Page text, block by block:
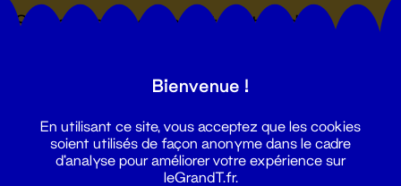
Suivez toutes les actualités du
Bienvenue !
En utilisant ce site, vous acceptez que les cookies
soient utilisés de façon anonyme dans le cadre
d'analyse pour améliorer votre expérience sur
leGrandT.fr.